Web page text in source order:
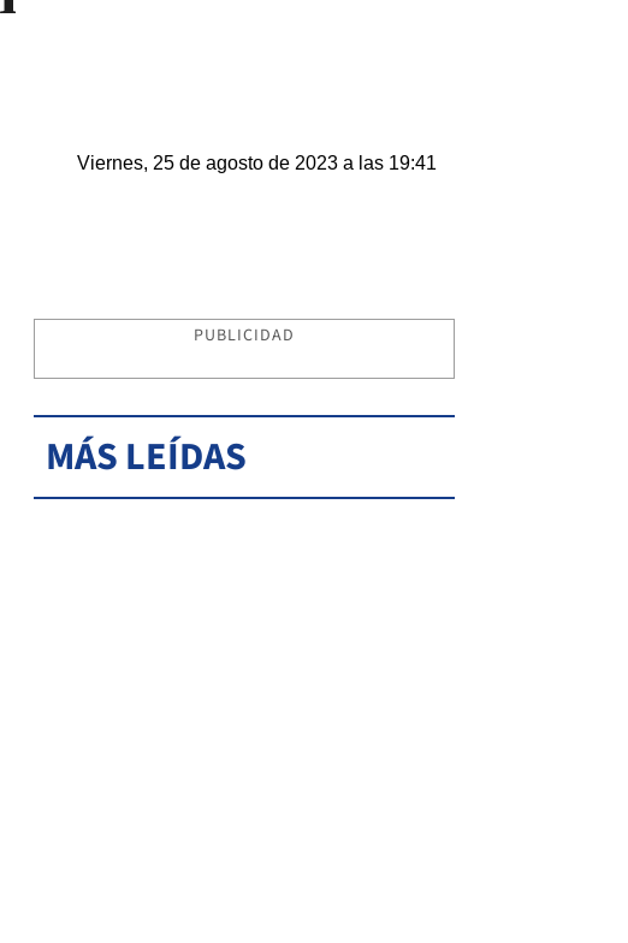
Viernes, 25 de agosto de 2023 a las 19:41
PUBLICIDAD
MÁS LEÍDAS